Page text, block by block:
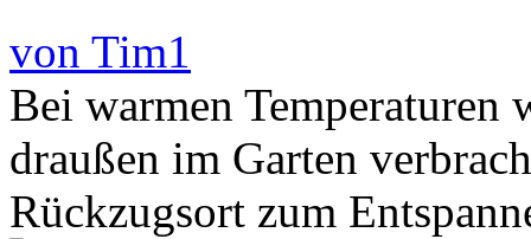
von Tim1
Bei warmen Temperaturen
draußen im Garten
Rückzugsort zum